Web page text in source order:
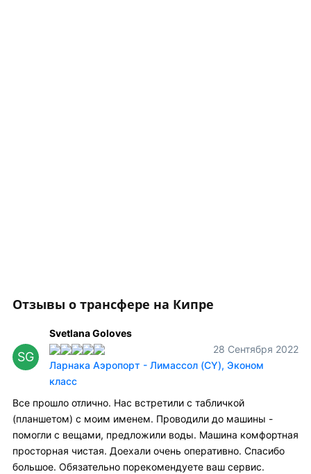
Отзывы о трансфере на Кипре
SG
Svetlana Goloves
28 Сентября 2022
Ларнака Аэропорт - Лимассол (CY), Эконом
класс
Все прошло отлично. Нас встретили с табличкой
(планшетом) с моим именем. Проводили до машины -
помогли с вещами, предложили воды. Машина комфортная
просторная чистая. Доехали очень оперативно. Спасибо
большое. Обязательно порекомендуете ваш сервис.